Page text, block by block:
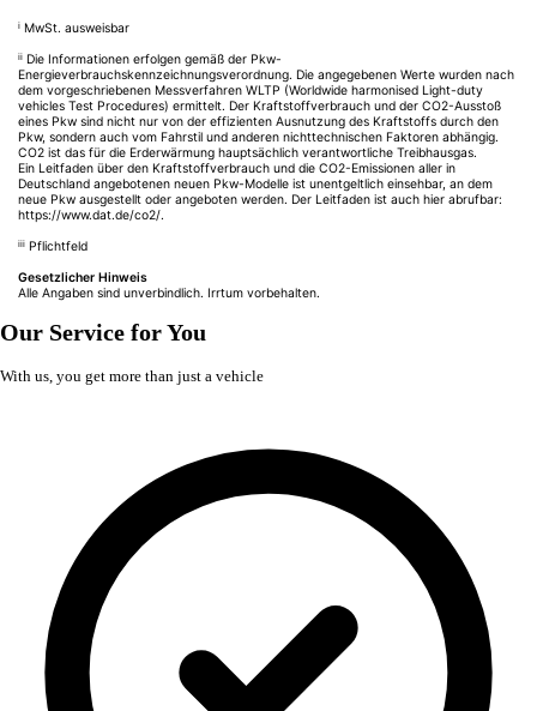
i MwSt. ausweisbar
ii Die Informationen erfolgen gemäß der Pkw-
Energieverbrauchskennzeichnungsverordnung. Die angegebenen Werte wurden nach
dem vorgeschriebenen Messverfahren WLTP (Worldwide harmonised Light-duty
vehicles Test Procedures) ermittelt. Der Kraftstoffverbrauch und der CO2-Ausstoß
eines Pkw sind nicht nur von der effizienten Ausnutzung des Kraftstoffs durch den
Pkw, sondern auch vom Fahrstil und anderen nichttechnischen Faktoren abhängig.
CO2 ist das für die Erderwärmung hauptsächlich verantwortliche Treibhausgas.
Ein Leitfaden über den Kraftstoffverbrauch und die CO2-Emissionen aller in
Deutschland angebotenen neuen Pkw-Modelle ist unentgeltlich einsehbar, an dem
neue Pkw ausgestellt oder angeboten werden. Der Leitfaden ist auch hier abrufbar:
https://www.dat.de/co2/.
iii Pflichtfeld
Gesetzlicher Hinweis
Alle Angaben sind unverbindlich. Irrtum vorbehalten.
Our Service for You
With us, you get more than just a vehicle